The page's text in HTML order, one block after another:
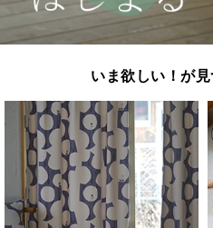
いま欲しい！が見